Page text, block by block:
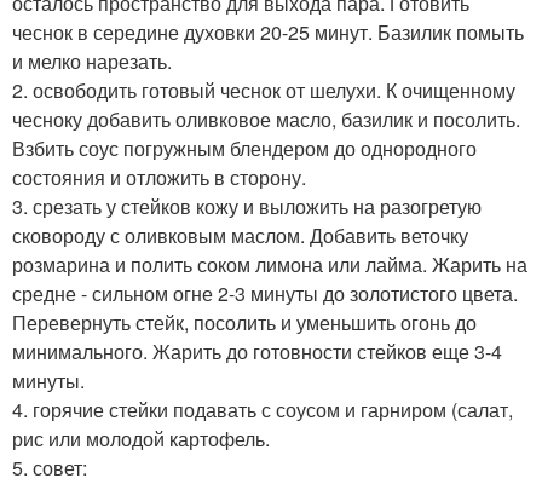
чеснок в середине духовки 20-25 минут. Базилик помыть
и мелко нарезать.
2. освободить готовый чеснок от шелухи. К очищенному
чесноку добавить оливковое масло, базилик и посолить.
Взбить соус погружным блендером до однородного
состояния и отложить в сторону.
3. срезать у стейков кожу и выложить на разогретую
сковороду с оливковым маслом. Добавить веточку
розмарина и полить соком лимона или лайма. Жарить на
средне - сильном огне 2-3 минуты до золотистого цвета.
Перевернуть стейк, посолить и уменьшить огонь до
минимального. Жарить до готовности стейков еще 3-4
минуты.
4. горячие стейки подавать с соусом и гарниром (салат,
рис или молодой картофель.
5. совет: